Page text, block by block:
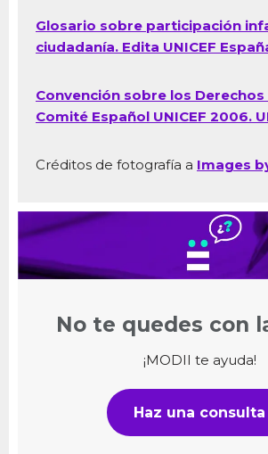
Glosario sobre participación
ciudadanía. Edita UNICEF
Convención sobre los Derechos
Comité Español UNICEF 2006.
Créditos de fotografía a Images
No te quedes con
¡MODII te ayuda!
Haz una consulta